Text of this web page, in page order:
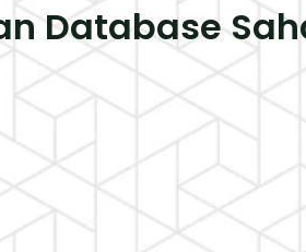
Database